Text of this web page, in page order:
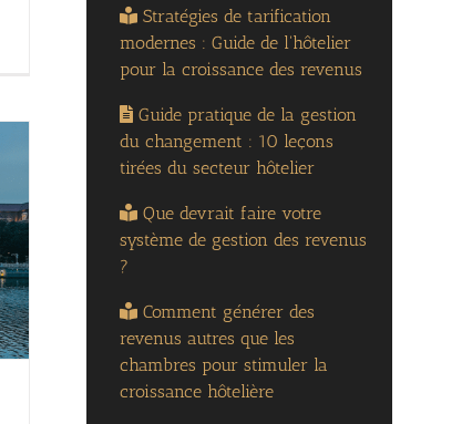
Stratégies de tarification
modernes : Guide de l'hôtelier
pour la croissance des revenus
Guide pratique de la gestion
du changement : 10 leçons
tirées du secteur hôtelier
Que devrait faire votre
système de gestion des revenus
?
Comment générer des
revenus autres que les
chambres pour stimuler la
croissance hôtelière